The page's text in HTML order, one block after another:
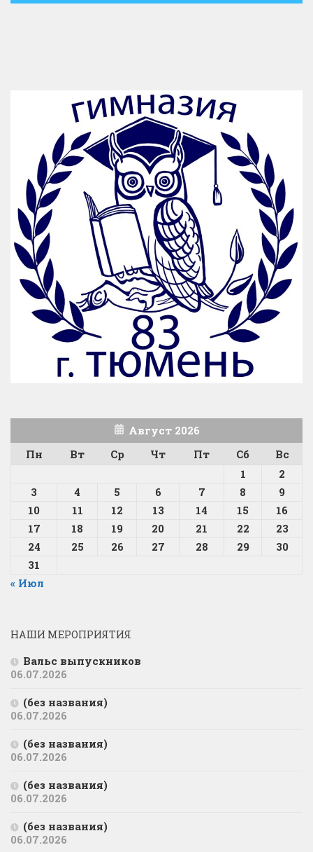
Август 2026
Пн
Вт Ср Чт Пт Сб
Вс
1
2
3
4 5 6 7 8
9
10
11 12 13 14 15
16
17
18 19 20 21 22
23
24
25 26 27 28 29
30
31
« Июл
НАШИ МЕРОПРИЯТИЯ
Вальс выпускников
06.07.2026
(без названия)
06.07.2026
(без названия)
06.07.2026
(без названия)
06.07.2026
(без названия)
06.07.2026